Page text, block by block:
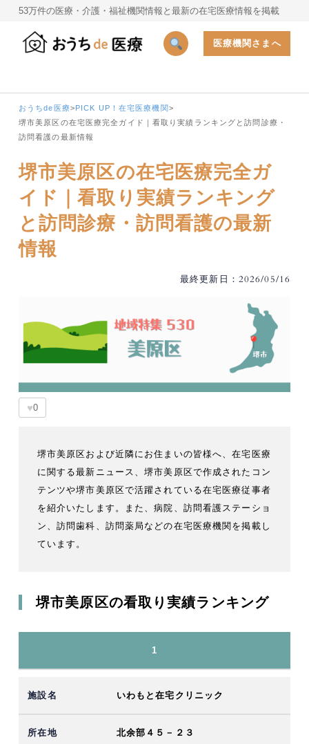
53万件の医療・介護・福祉機関情報と最新の在宅医療情報を掲載
医療機関さまへ
おうちde医療>PICK UP！在宅医療機関>
堺市美原区の在宅医療完全ガイド｜看取り実績ランキングと訪問診療・
訪問看護の最新情報
堺市美原区の在宅医療完全ガ
イド｜看取り実績ランキング
と訪問診療・訪問看護の最新
情報
最終更新日：2026/05/16
♥0
堺市美原区および近隣にお住まいの皆様へ、在宅医療
に関する最新ニュース、堺市美原区で作成されたコン
テンツや堺市美原区で活躍されている在宅医療従事者
を紹介いたします。また、病院、訪問看護ステーショ
ン、訪問歯科、訪問薬局などの在宅医療機関を掲載し
ています。
堺市美原区の看取り実績ランキング
1
いわもと在宅クリニック
北余部４５－２３